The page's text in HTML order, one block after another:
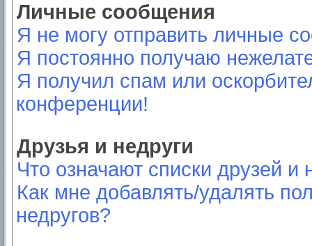
Личные сообщения
Я не могу отправить личные
Я постоянно получаю
Я получил спам или
конференции!
Друзья и недруги
Что означают списки друзей и
Как мне добавлять/удалять
недругов?